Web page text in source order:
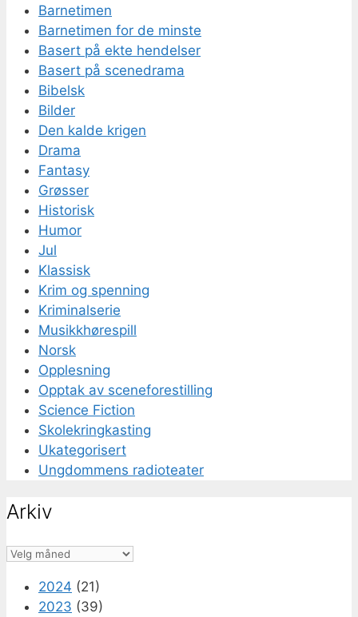
Barnetimen
Barnetimen for de minste
Basert på ekte hendelser
Basert på scenedrama
Bibelsk
Bilder
Den kalde krigen
Drama
Fantasy
Grøsser
Historisk
Humor
Jul
Klassisk
Krim og spenning
Kriminalserie
Musikkhørespill
Norsk
Opplesning
Opptak av sceneforestilling
Science Fiction
Skolekringkasting
Ukategorisert
Ungdommens radioteater
Arkiv
Arkiv
2024 (21)
2023 (39)